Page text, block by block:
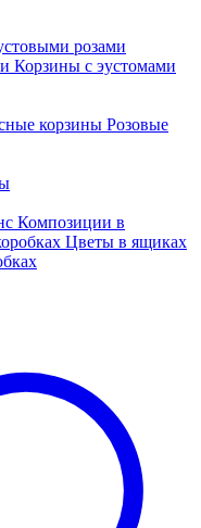
розами
Корзины с эустомами
корзины Розовые
Композиции в
Цветы в ящиках